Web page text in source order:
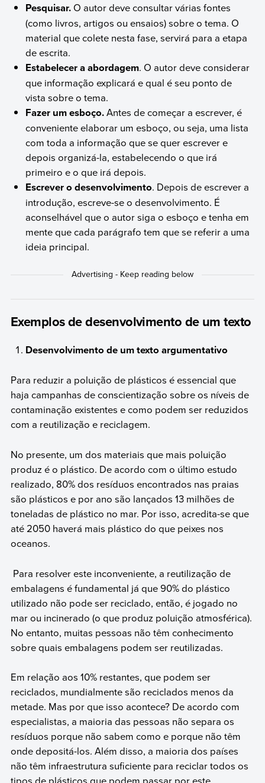
Pesquisar. O autor deve consultar várias fontes
(como livros, artigos ou ensaios) sobre o tema. O
material que colete nesta fase, servirá para a etapa
de escrita.
Estabelecer a abordagem. O autor deve considerar
que informação explicará e qual é seu ponto de
vista sobre o tema.
Fazer um esboço.Antes de começar a escrever, é
conveniente elaborar um esboço, ou seja, uma lista
com toda a informação que se quer escrever e
depois organizá-la, estabelecendo o que irá
primeiro e o que irá depois.
Escrever o desenvolvimento. Depois de escrever a
introdução, escreve-se o desenvolvimento. É
aconselhável que o autor siga o esboço e tenha em
mente que cada parágrafo tem que se referir a uma
ideia principal.
Exemplos de desenvolvimento de um texto
Desenvolvimento de um texto argumentativo
Para reduzir a poluição de plásticos é essencial que
haja campanhas de conscientização sobre os níveis de
contaminação existentes e como podem ser reduzidos
com a reutilização e reciclagem.
No presente, um dos materiais que mais poluição
produz é o plástico. De acordo com o último estudo
realizado, 80% dos resíduos encontrados nas praias
são plásticos e por ano são lançados 13 milhões de
toneladas de plástico no mar. Por isso, acredita-se que
até 2050 haverá mais plástico do que peixes nos
oceanos.
Para resolver este inconveniente, a reutilização de
embalagens é fundamental já que 90% do plástico
utilizado não pode ser reciclado, então, é jogado no
mar ou incinerado (o que produz poluição atmosférica).
No entanto, muitas pessoas não têm conhecimento
sobre quais embalagens podem ser reutilizadas.
Em relação aos 10% restantes, que podem ser
reciclados, mundialmente são reciclados menos da
metade. Mas por que isso acontece? De acordo com
especialistas, a maioria das pessoas não separa os
resíduos porque não sabem como e porque não têm
onde depositá-los. Além disso, a maioria dos países
não têm infraestrutura suficiente para reciclar todos os